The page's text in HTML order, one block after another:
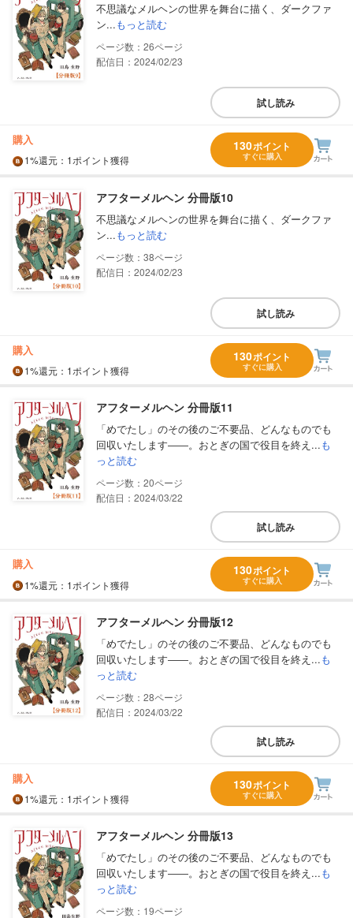
不思議なメルヘンの世界を舞台に描く、ダークファ
ン...もっと読む
26
配信日：2024/02/23
試し読み
購入
1%還元 ：1ポイント獲得
130ポイント
すぐに購入
アフターメルヘン 分冊版10
不思議なメルヘンの世界を舞台に描く、ダークファ
ン...もっと読む
38
配信日：2024/02/23
試し読み
購入
1%還元 ：1ポイント獲得
130ポイント
すぐに購入
アフターメルヘン 分冊版11
「めでたし」のその後のご不要品、どんなものでも
回収いたします――。おとぎの国で役目を終え...も
っと読む
20
配信日：2024/03/22
試し読み
購入
1%還元 ：1ポイント獲得
130ポイント
すぐに購入
アフターメルヘン 分冊版12
「めでたし」のその後のご不要品、どんなものでも
回収いたします――。おとぎの国で役目を終え...も
っと読む
28
配信日：2024/03/22
試し読み
購入
1%還元 ：1ポイント獲得
130ポイント
すぐに購入
アフターメルヘン 分冊版13
「めでたし」のその後のご不要品、どんなものでも
回収いたします――。おとぎの国で役目を終え...も
っと読む
19